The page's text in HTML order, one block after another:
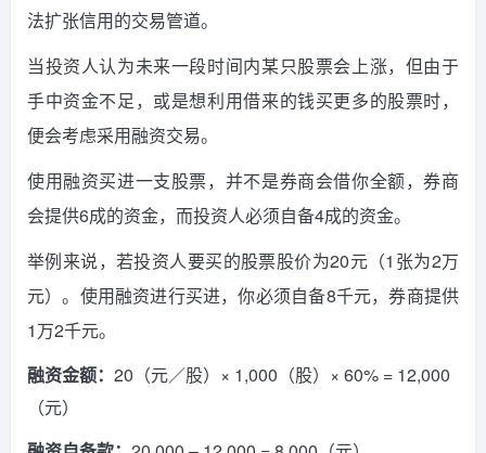
法扩张信用的交易管道。
当投资人认为未来一段时间内某只股票会上涨，但由于
手中资金不足，或是想利用借来的钱买更多的股票时，
便会考虑采用融资交易。
使用融资买进一支股票，并不是券商会借你全额，券商
会提供6成的资金，而投资人必须自备4成的资金。
举例来说，若投资人要买的股票股价为20元（1张为2万
元）。使用融资进行买进，你必须自备8千元，券商提供
1万2千元。
融资金额： 20（元／股）× 1,000（股）× 60% = 12,000
（元）